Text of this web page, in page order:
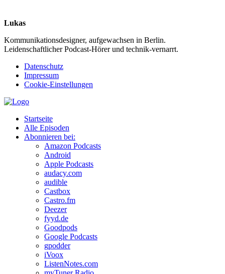
Lukas
Kommunikationsdesigner, aufgewachsen in Berlin.
Leidenschaftlicher Podcast-Hörer und technik-vernarrt.
Datenschutz
Impressum
Cookie-Einstellungen
Startseite
Alle Episoden
Abonnieren bei:
Amazon Podcasts
Android
Apple Podcasts
audacy.com
audible
Castbox
Castro.fm
Deezer
fyyd.de
Goodpods
Google Podcasts
gpodder
iVoox
ListenNotes.com